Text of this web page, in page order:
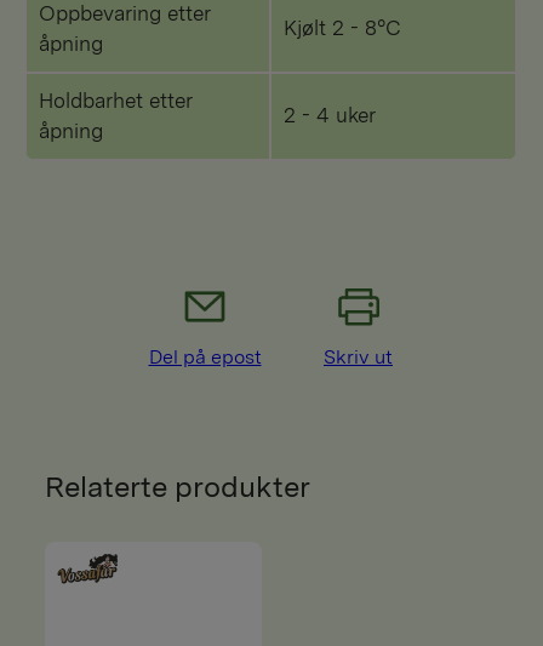
Oppbevaring etter
åpning
Kjølt 2 - 8°C
Holdbarhet etter
åpning
2 - 4 uker
Del på epost Skriv ut
Relaterte produkter